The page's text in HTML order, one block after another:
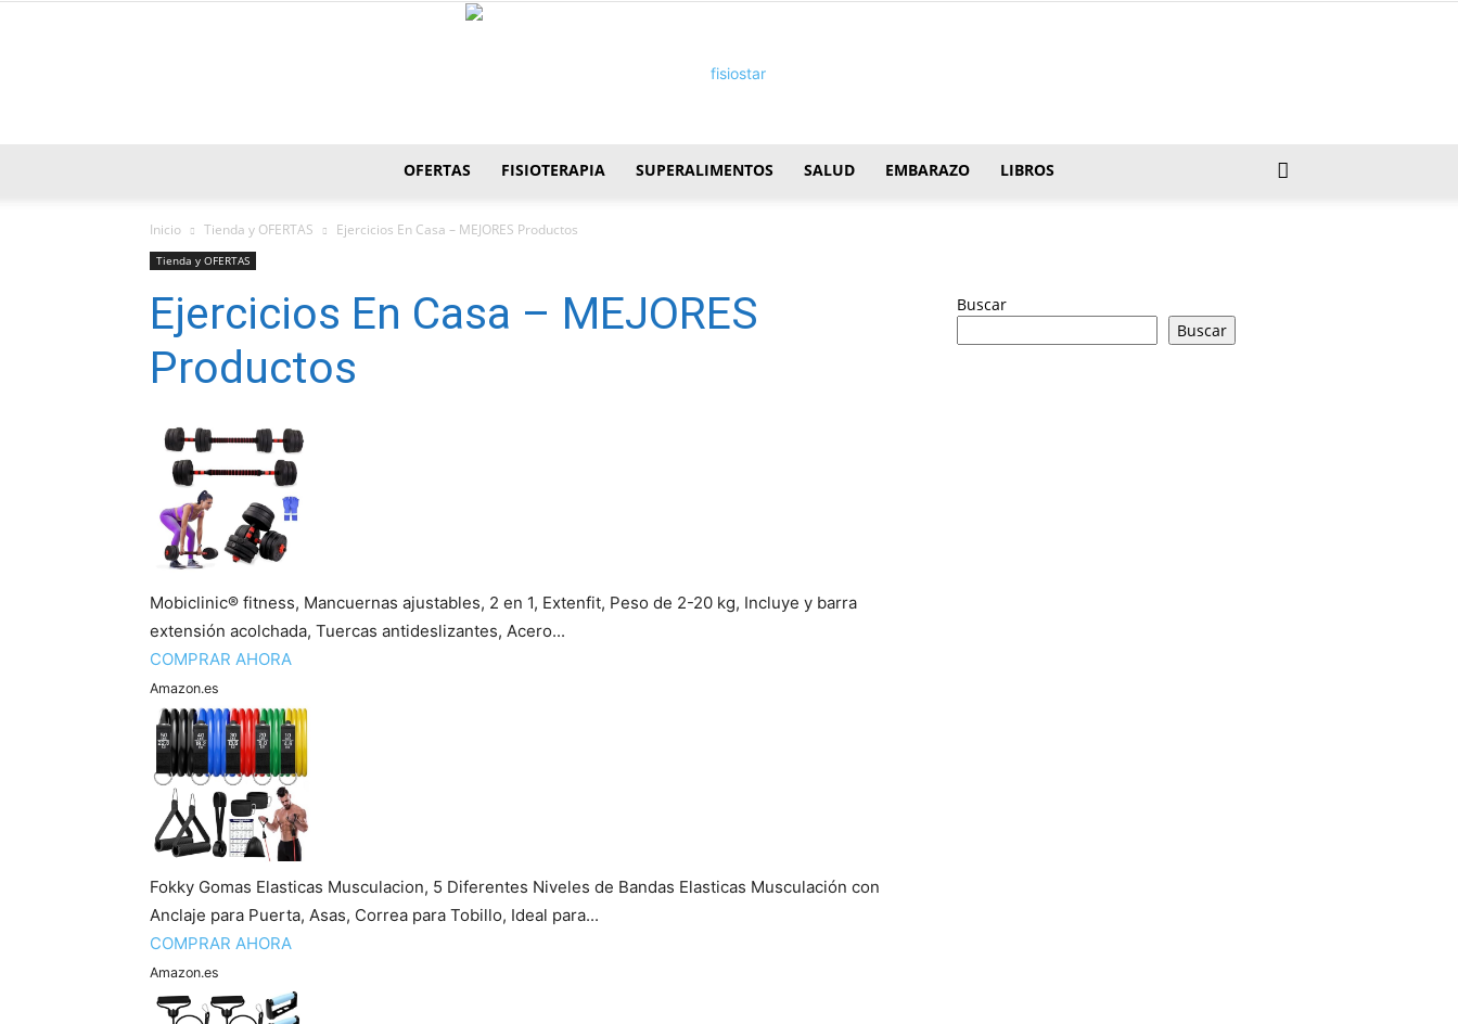
OFERTAS FISIOTERAPIA SUPERALIMENTOS SALUD EMBARAZO LIBROS
Inicio Tienda y OFERTAS Ejercicios En Casa – MEJORES Productos
Tienda y OFERTAS
Ejercicios En Casa – MEJORES
Productos
Mobiclinic® fitness, Mancuernas ajustables, 2 en 1, Extenfit, Peso de 2-20 kg, Incluye y barra
extensión acolchada, Tuercas antideslizantes, Acero...
COMPRAR AHORA
Amazon.es
Fokky Gomas Elasticas Musculacion, 5 Diferentes Niveles de Bandas Elasticas Musculación con
Anclaje para Puerta, Asas, Correa para Tobillo, Ideal para...
COMPRAR AHORA
Amazon.es
Buscar
Buscar